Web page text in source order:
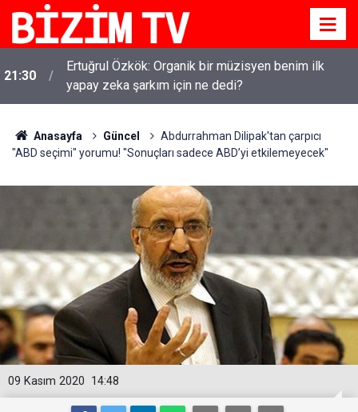
21:30
Ertuğrul Özkök: Organik bir müzisyen benim ilk
yapay zeka şarkım için ne dedi?
Anasayfa Güncel
Abdurrahman Dilipak'tan çarpıcı
"ABD seçimi" yorumu! "Sonuçları sadece ABD’yi etkilemeyecek"
14:48
09 Kasım 2020